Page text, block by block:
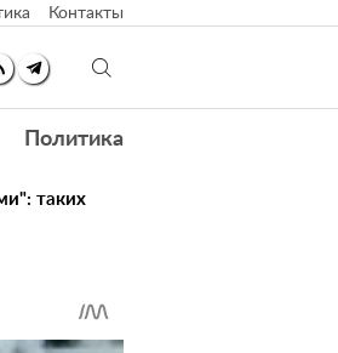
Контакты
Политика
таких